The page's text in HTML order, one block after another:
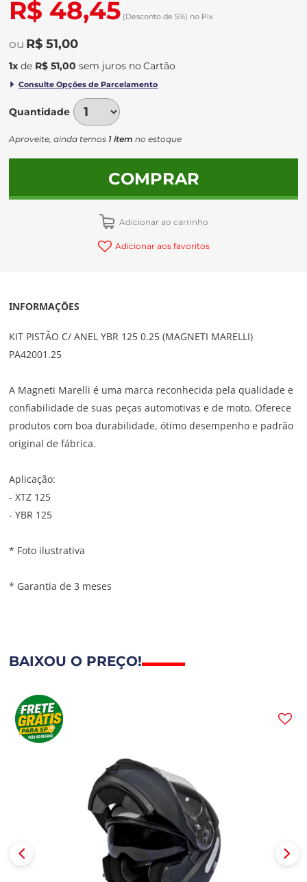
R$ 48,45 (Desconto de 5%) no Pix
R$ 51,00
1x de R$ 51,00 sem juros no
Quantidade
Aproveite, ainda temos 1 item no estoque
COMPRAR
Adicionar ao carrinho
Adicionar aos favoritos
INFORMAÇÕES
KIT PISTÃO C/ ANEL YBR 125 0.25 (MAGNETI MARELLI)
PA42001.25
A Magneti Marelli é uma marca reconhecida pela qualidade e
confiabilidade de suas peças automotivas e de moto. Oferece
produtos com boa durabilidade, ótimo desempenho e padrão
original de fábrica.
Aplicação:
- XTZ 125
- YBR 125
* Foto ilustrativa
* Garantia de 3 meses
BAIXOU O PREÇO!